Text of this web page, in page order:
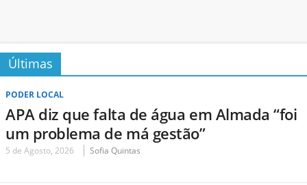
Últimas
PODER LOCAL
APA diz que falta de água em Almada “foi
um problema de má gestão”
5 de Agosto, 2026 Sofia Quintas